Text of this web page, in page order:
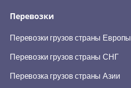
Перевозки
Перевозки грузов страны Европы
Перевозки грузов страны СНГ
Перевозка грузов страны Азии